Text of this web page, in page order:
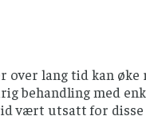
over lang tid kan øke
behandling med
vært utsatt for disse